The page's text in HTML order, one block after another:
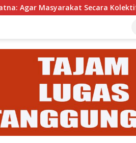
Secara Kolektif Bisa Merayakan